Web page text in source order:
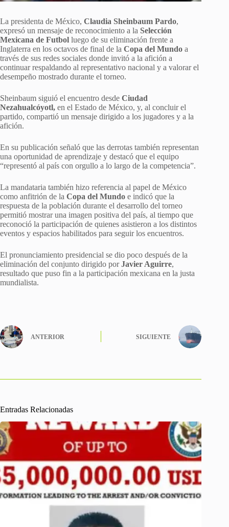
La presidenta de México, Claudia Sheinbaum Pardo,
expresó un mensaje de reconocimiento a la Selección
Mexicana de Futbol luego de su eliminación frente a
Inglaterra en los octavos de final de la Copa del Mundo a
través de sus redes sociales donde invitó a la afición a
continuar respaldando al representativo nacional y a valorar el
desempeño mostrado durante el torneo.
Sheinbaum siguió el encuentro desde Ciudad
Nezahualcóyotl, en el Estado de México, y, al concluir el
partido, compartió un mensaje dirigido a los jugadores y a la
afición.
En su publicación señaló que las derrotas también representan
una oportunidad de aprendizaje y destacó que el equipo
“representó al país con orgullo a lo largo de la competencia”.
La mandataria también hizo referencia al papel de México
como anfitrión de la Copa del Mundo e indicó que la
respuesta de la población durante el desarrollo del torneo
permitió mostrar una imagen positiva del país, al tiempo que
reconoció la participación de quienes asistieron a los distintos
eventos y espacios habilitados para seguir los encuentros.
El pronunciamiento presidencial se dio poco después de la
eliminación del conjunto dirigido porJavier Aguirre,
resultado que puso fin a la participación mexicana en la justa
mundialista.
ANTERIOR SIGUIENTE
Entradas Relacionadas